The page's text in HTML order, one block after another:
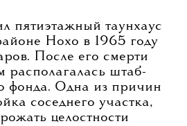
пятиэтажный таунхаус
Нохо в 1965 году
После его смерти
располагалась штаб-
фонда. Одна из причин
соседнего участка,
целостности